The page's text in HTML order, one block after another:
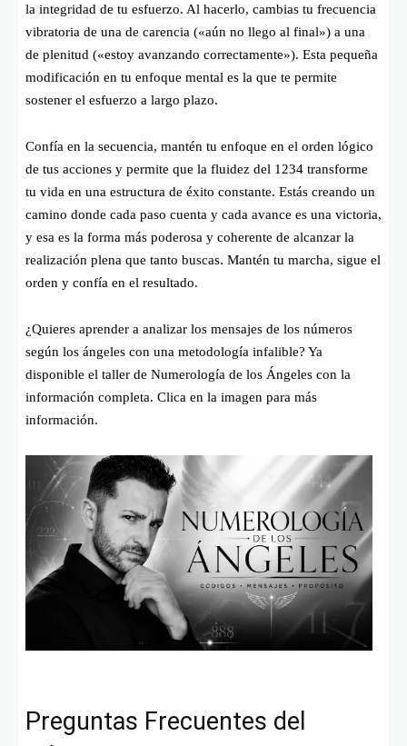
la integridad de tu esfuerzo. Al hacerlo, cambias tu frecuencia
vibratoria de una de carencia («aún no llego al final») a una
de plenitud («estoy avanzando correctamente»). Esta pequeña
modificación en tu enfoque mental es la que te permite
sostener el esfuerzo a largo plazo.
Confía en la secuencia, mantén tu enfoque en el orden lógico
de tus acciones y permite que la fluidez del 1234 transforme
tu vida en una estructura de éxito constante. Estás creando un
camino donde cada paso cuenta y cada avance es una victoria,
y esa es la forma más poderosa y coherente de alcanzar la
realización plena que tanto buscas. Mantén tu marcha, sigue el
orden y confía en el resultado.
¿Quieres aprender a analizar los mensajes de los números
según los ángeles con una metodología infalible? Ya
disponible el taller de Numerología de los Ángeles con la
información completa. Clica en la imagen para más
información.
Preguntas Frecuentes del